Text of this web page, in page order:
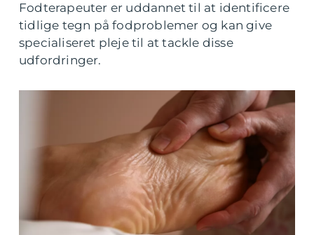
Fodterapeuter er uddannet til at identificere
tidlige tegn på fodproblemer og kan give
specialiseret pleje til at tackle disse
udfordringer.